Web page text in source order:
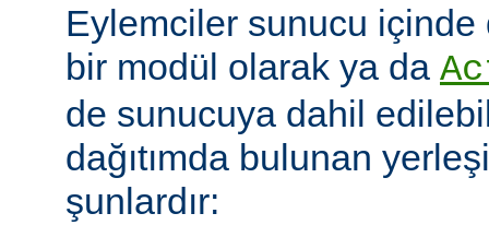
Eylemciler sunucu
bir modül olarak ya da
de sunucuya dahil
dağıtımda bulunan
şunlardır: